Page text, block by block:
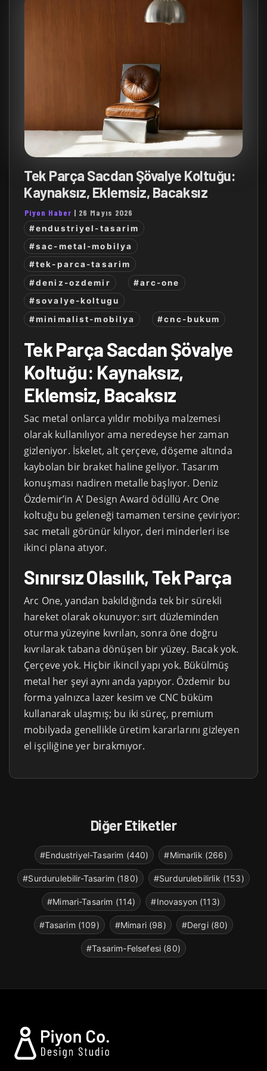
Tek Parça Sacdan Şövalye Koltuğu:
Kaynaksız, Eklemsiz, Bacaksız
Piyon Haber | 26 Mayıs 2026
#endustriyel-tasarim
#sac-metal-mobilya
#tek-parca-tasarim
#deniz-ozdemir
#arc-one
#sovalye-koltugu
#minimalist-mobilya
#cnc-bukum
Tek Parça Sacdan Şövalye
Koltuğu: Kaynaksız,
Eklemsiz, Bacaksız
Sac metal onlarca yıldır mobilya malzemesi
olarak kullanılıyor ama neredeyse her zaman
gizleniyor. İskelet, alt çerçeve, döşeme altında
kaybolan bir braket haline geliyor. Tasarım
konuşması nadiren metalle başlıyor. Deniz
Özdemir’in A’ Design Award ödüllü Arc One
koltuğu bu geleneği tamamen tersine çeviriyor:
sac metali görünür kılıyor, deri minderleri ise
ikinci plana atıyor.
Sınırsız Olasılık, Tek Parça
Arc One, yandan bakıldığında tek bir sürekli
hareket olarak okunuyor: sırt düzleminden
oturma yüzeyine kıvrılan, sonra öne doğru
kıvrılarak tabana dönüşen bir yüzey. Bacak yok.
Çerçeve yok. Hiçbir ikincil yapı yok. Bükülmüş
metal her şeyi aynı anda yapıyor. Özdemir bu
forma yalnızca lazer kesim ve CNC büküm
kullanarak ulaşmış; bu iki süreç, premium
mobilyada genellikle üretim kararlarını gizleyen
el işçiliğine yer bırakmıyor.
Diğer Etiketler
#Endustriyel-Tasarim (440) #Mimarlik (266)
#Surdurulebilir-Tasarim (180) #Surdurulebilirlik (153)
#Mimari-Tasarim (114) #Inovasyon (113)
#Tasarim (109) #Mimari (98) #Dergi (80)
#Tasarim-Felsefesi (80)